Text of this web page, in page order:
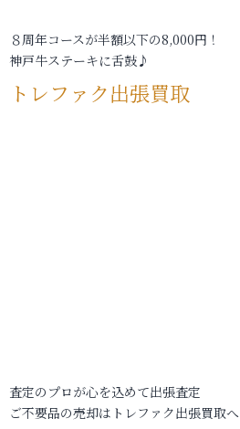
８周年コースが半額以下の8,000円！
神戸牛ステーキに舌鼓♪
トレファク出張買取
査定のプロが心を込めて出張査定
ご不要品の売却はトレファク出張買取へ